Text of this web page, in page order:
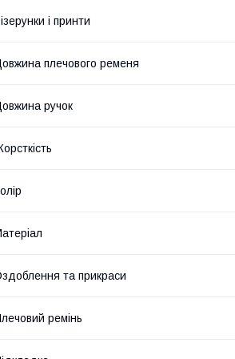
і принти
плечового ременя
ручок
та прикраси
ремінь